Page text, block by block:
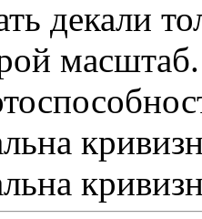
декали
масштаб.